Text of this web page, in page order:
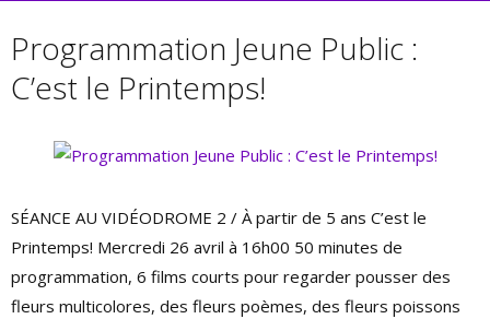
Programmation Jeune Public :
C’est le Printemps!
SÉANCE AU VIDÉODROME 2 / À partir de 5 ans C’est le
Printemps! Mercredi 26 avril à 16h00 50 minutes de
programmation, 6 films courts pour regarder pousser des
fleurs multicolores, des fleurs poèmes, des fleurs poissons